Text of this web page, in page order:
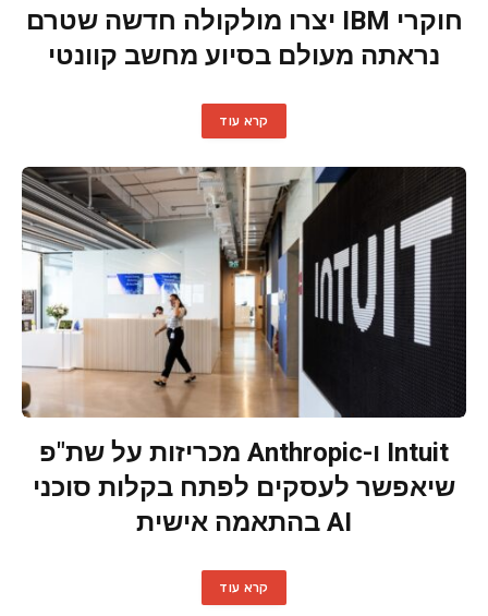
חוקרי IBM יצרו מולקולה חדשה שטרם
נראתה מעולם בסיוע מחשב קוונטי
קרא עוד
Intuit ו-Anthropic מכריזות על שת"פ
שיאפשר לעסקים לפתח בקלות סוכני
AI בהתאמה אישית
קרא עוד